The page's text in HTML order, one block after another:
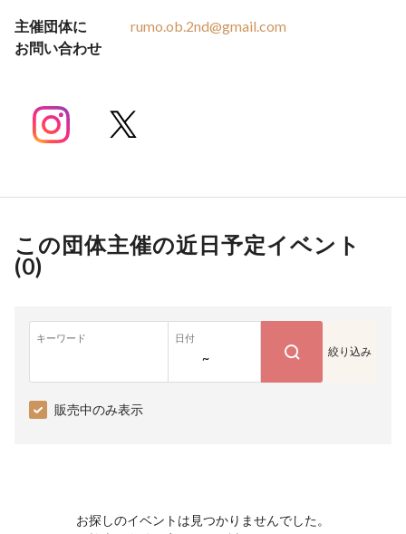
主催団体に
お問い合わせ
rumo.ob.2nd@gmail.com
この団体主催の近日予定イベント
(0)
キーワード 日付
~ 絞り込み
販売中のみ表示
お探しのイベントは見つかりませんでした。